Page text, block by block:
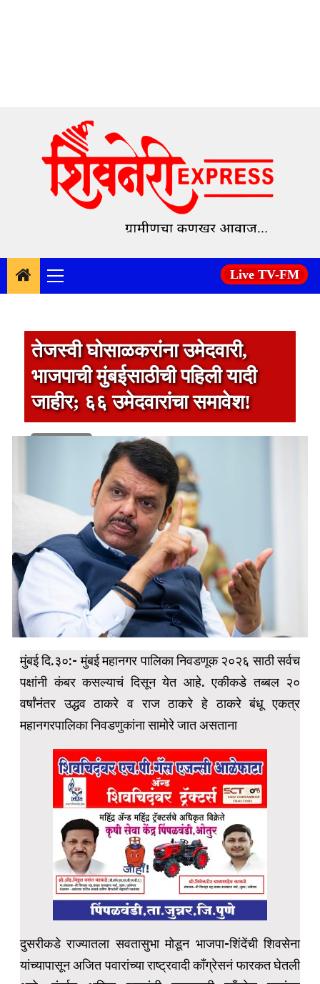
content
Primary
Menu
Live TV-FM
तेजस्वी घोसाळकरांना उमेदवारी,
भाजपाची मुंबईसाठीची पहिली यादी
जाहीर; ६६ उमेदवारांचा समावेश!
मुंबई दि.३०:- मुंबई महानगर पालिका निवडणूक २०२६ साठी सर्वच
पक्षांनी कंबर कसल्याचं दिसून येत आहे. एकीकडे तब्बल २०
वर्षांनंतर उद्धव ठाकरे व राज ठाकरे हे ठाकरे बंधू एकत्र
महानगरपालिका निवडणुकांना सामोरे जात असताना
दुसरीकडे राज्यातला सवतासुभा मोडून भाजपा-शिंदेंची शिवसेना
यांच्यापासून अजित पवारांच्या राष्ट्रवादी काँग्रेसनं फारकत घेतली